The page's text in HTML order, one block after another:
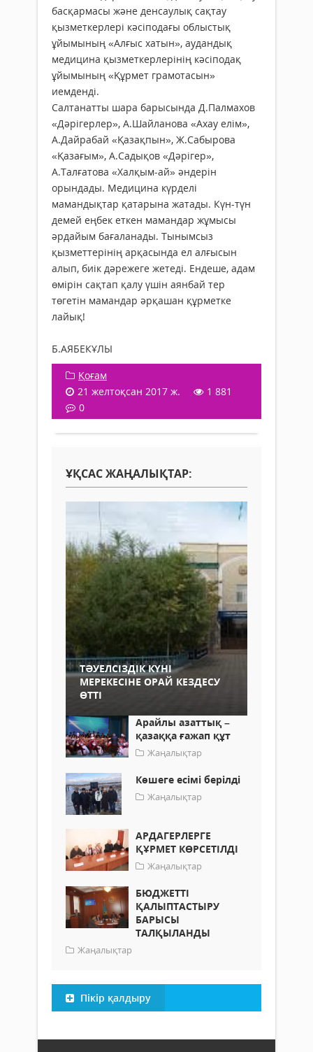
басқармасы және денсаулық сақтау
қызметкерлері кәсіподағы облыстық
ұйымының «Алғыс хатын», аудандық
медицина қызметкерлерінің кәсіподақ
ұйымының «Құрмет грамотасын»
иемденді.
Салтанатты шара барысында Д.Палмахов
«Дәрігерлер», А.Шайланова «Ахау елім»,
А.Дайрабай «Қазақпын», Ж.Сабырова
«Қазағым», А.Садықов «Дәрігер»,
А.Талғатова «Халқым-ай» әндерін
орындады. Медицина күрделі
мамандықтар қатарына жатады. Күн-түн
демей еңбек еткен мамандар жұмысы
әрдайым бағаланады. Тынымсыз
қызметтерінің арқасында ел алғысын
алып, биік дәрежеге жетеді. Ендеше, адам
өмірін сақтап қалу үшін аянбай тер
төгетін мамандар әрқашан құрметке
лайық!
Б.АЯБЕКҰЛЫ
Қоғам
21 желтоқсан 2017 ж.
1 881
0
ҰҚСАС ЖАҢАЛЫҚТАР:
ТӘУЕЛСІЗДІК КҮНІ
МЕРЕКЕСІНЕ ОРАЙ КЕЗДЕСУ
ӨТТІ
Арайлы азаттық –
қазаққа ғажап құт
Жаңалықтар
Көшеге есімі берілді
Жаңалықтар
АРДАГЕРЛЕРГЕ
ҚҰРМЕТ КӨРСЕТІЛДІ
Жаңалықтар
БЮДЖЕТТІ
ҚАЛЫПТАСТЫРУ
БАРЫСЫ
ТАЛҚЫЛАНДЫ
Жаңалықтар
Пікір қалдыру